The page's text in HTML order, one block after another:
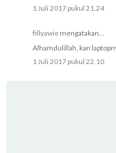
1 Juli 2017 pukul 21.24
fillyawie mengatakan...
Alhamdulillah, kan
1 Juli 2017 pukul 22.10